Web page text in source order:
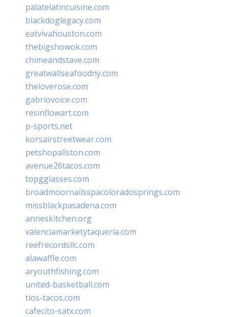
palatelatincuisine.com
blackdoglegacy.com
eatvivahouston.com
thebigshowok.com
chimeandstave.com
greatwallseafoodny.com
theloverose.com
gabriovoice.com
resinflowart.com
p-sports.net
korsairstreetwear.com
petshopallston.com
avenue26tacos.com
topgglasses.com
broadmoornailsspacoloradosprings.com
missblackpasadena.com
anneskitchen.org
valenciamarketytaqueria.com
reefrecordsllc.com
alawaffle.com
aryouthfishing.com
united-basketball.com
tios-tacos.com
cafecito-satx.com